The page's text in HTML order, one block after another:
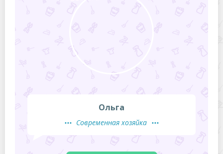
Ольга
Современная хозяйка